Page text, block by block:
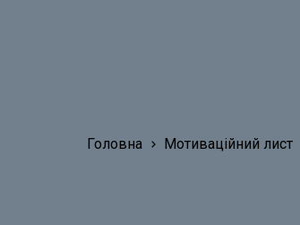
Головна Мотиваційний лист